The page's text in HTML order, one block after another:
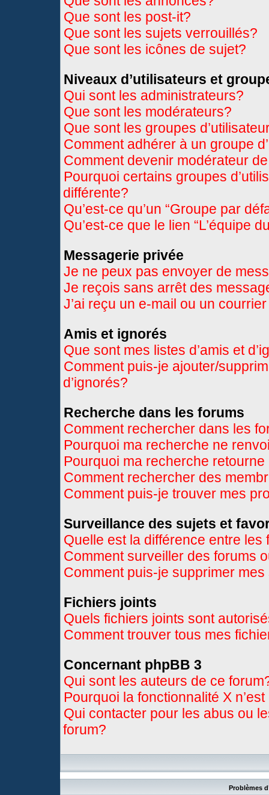
Que sont les post-it?
Que sont les sujets verrouillés?
Que sont les icônes de sujet?
Niveaux d’utilisateurs et
Qui sont les administrateurs?
Que sont les modérateurs?
Que sont les groupes
Comment adhérer à un groupe
Comment devenir modérateur
Pourquoi certains groupes
différente?
Qu’est-ce qu’un “Groupe par
Qu’est-ce que le lien “L’équipe
Messagerie privée
Je ne peux pas envoyer de
Je reçois sans arrêt des
J’ai reçu un e-mail ou un
Amis et ignorés
Que sont mes listes d’amis et
Comment puis-je ajouter/
d’ignorés?
Recherche dans les forums
Comment rechercher dans les
Pourquoi ma recherche ne
Pourquoi ma recherche
Comment rechercher des
Comment puis-je trouver mes
Surveillance des sujets et
Quelle est la différence entre
Comment surveiller des forums
Comment puis-je supprimer
Fichiers joints
Quels fichiers joints sont
Comment trouver tous mes
Concernant phpBB 3
Qui sont les auteurs de ce
Pourquoi la fonctionnalité X
Qui contacter pour les abus ou
forum?
Problèmes